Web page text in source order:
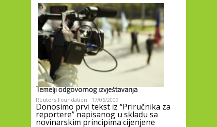
Temelji odgovornog izvještavanja
Reuters Foundation 17/06/2009
Donosimo prvi tekst iz “Priručnika za
reportere” napisanog u skladu sa
novinarskim principima cijenjene